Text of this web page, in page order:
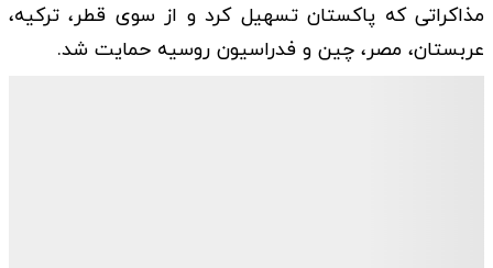
مذاکراتی که پاکستان تسهیل کرد و از سوی قطر، ترکیه،
عربستان، مصر، چین و فدراسیون روسیه حمایت شد.